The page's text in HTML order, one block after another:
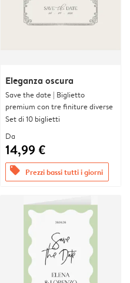
Eleganza oscura
Save the date | Biglietto
premium con tre finiture diverse
Set di 10 biglietti
Da
14,99 €
offers Prezzi bassi tutti i giorni